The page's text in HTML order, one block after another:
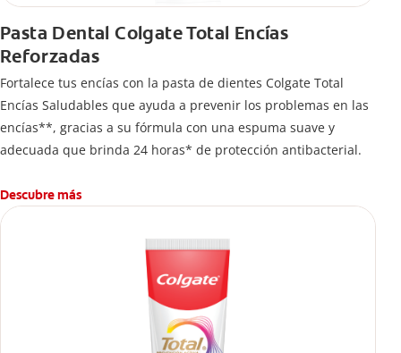
Pasta Dental Colgate Total Encías
Reforzadas
Fortalece tus encías con la pasta de dientes Colgate Total
Encías Saludables que ayuda a prevenir los problemas en las
encías**, gracias a su fórmula con una espuma suave y
adecuada que brinda 24 horas* de protección antibacterial.
Descubre más